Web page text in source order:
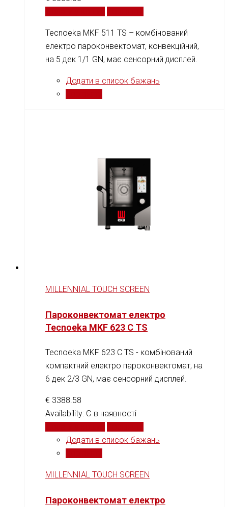
Tecnoeka MKF 511 TS – комбінований
електро пароконвектомат, конвекційний,
на 5 дек 1/1 GN, має сенсорний дисплей.
Додати в список бажань
MILLENNIAL TOUCH SCREEN
Пароконвектомат електро
Tecnoeka MKF 623 C TS
Tecnoeka MKF 623 C TS - комбінований
компактний електро пароконвектомат, на
6 дек 2/3 GN, має сенсорний дисплей.
€ 3388.58
Availability: Є в наявності
Додати в список бажань
MILLENNIAL TOUCH SCREEN
Пароконвектомат електро